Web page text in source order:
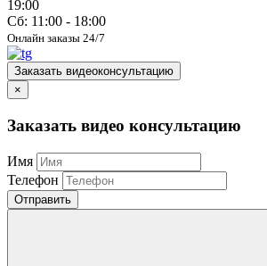
19:00
Сб: 11:00 - 18:00
Онлайн заказы 24/7
Заказать видеоконсультацию
×
Заказать видео консультацию
Имя
Телефон
Отправить